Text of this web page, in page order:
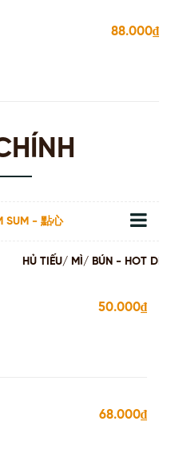
88.000₫
SUM - 點心
HỦ TIẾU/ MÌ/ BÚN - HOT
50.000₫
68.000₫